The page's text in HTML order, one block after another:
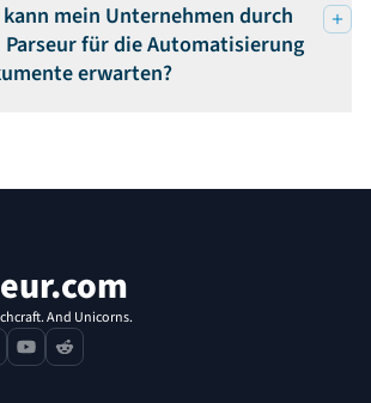
mein Unternehmen durch
Parseur für die Automatisierung
erwarten?
And Unicorns.
youtube
reddit